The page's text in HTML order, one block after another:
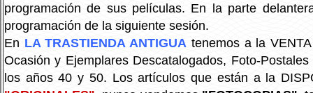
programación de sus películas. En la parte
programación de la siguiente sesión.
En LA TRASTIENDA ANTIGUA tenemos a la
Ocasión y Ejemplares Descatalogados, Foto-
los años 40 y 50. Los artículos que están a la